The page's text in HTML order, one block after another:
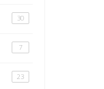
30
7
23